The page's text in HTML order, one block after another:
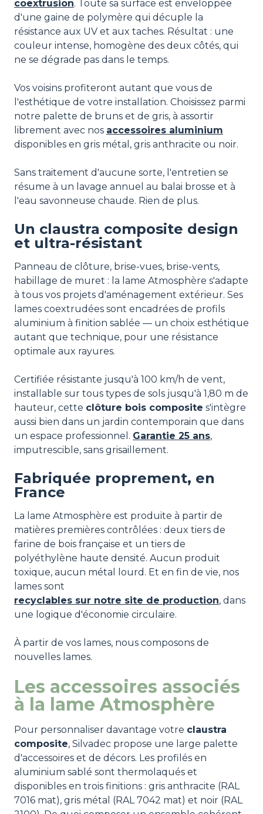
coextrusion. Toute sa surface est enveloppée
d'une gaine de polymère qui décuple la
résistance aux UV et aux taches. Résultat : une
couleur intense, homogène des deux côtés, qui
ne se dégrade pas dans le temps.
Vos voisins profiteront autant que vous de
l'esthétique de votre installation. Choisissez parmi
notre palette de bruns et de gris, à assortir
librement avec nos accessoires aluminium
disponibles en gris métal, gris anthracite ou noir.
Sans traitement d'aucune sorte, l'entretien se
résume à un lavage annuel au balai brosse et à
l'eau savonneuse chaude. Rien de plus.
Un claustra composite design
et ultra-résistant
Panneau de clôture, brise-vues, brise-vents,
habillage de muret : la lame Atmosphère s'adapte
à tous vos projets d'aménagement extérieur. Ses
lames coextrudées sont encadrées de profils
aluminium à finition sablée — un choix esthétique
autant que technique, pour une résistance
optimale aux rayures.
Certifiée résistante jusqu'à 100 km/h de vent,
installable sur tous types de sols jusqu'à 1,80 m de
hauteur, cette clôture bois composite s'intègre
aussi bien dans un jardin contemporain que dans
un espace professionnel. Garantie 25 ans,
imputrescible, sans grisaillement.
Fabriquée proprement, en
France
La lame Atmosphère est produite à partir de
matières premières contrôlées : deux tiers de
farine de bois française et un tiers de
polyéthylène haute densité. Aucun produit
toxique, aucun métal lourd. Et en fin de vie, nos
lames sont
recyclables sur notre site de production, dans
une logique d'économie circulaire.
À partir de vos lames, nous composons de
nouvelles lames.
Les accessoires associés
à la lame Atmosphère
Pour personnaliser davantage votre claustra
composite, Silvadec propose une large palette
d'accessoires et de décors. Les profilés en
aluminium sablé sont thermolaqués et
disponibles en trois finitions : gris anthracite (RAL
7016 mat), gris métal (RAL 7042 mat) et noir (RAL